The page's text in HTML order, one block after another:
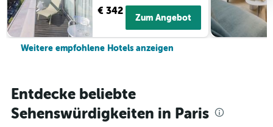
€ 342
Zum Angebot
Weitere empfohlene Hotels anzeigen
Entdecke beliebte
Sehenswürdigkeiten in Paris